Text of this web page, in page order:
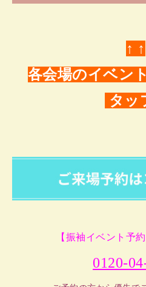
↑ ↑
各会場のイベン
タッ
【振袖イベント予
0120-